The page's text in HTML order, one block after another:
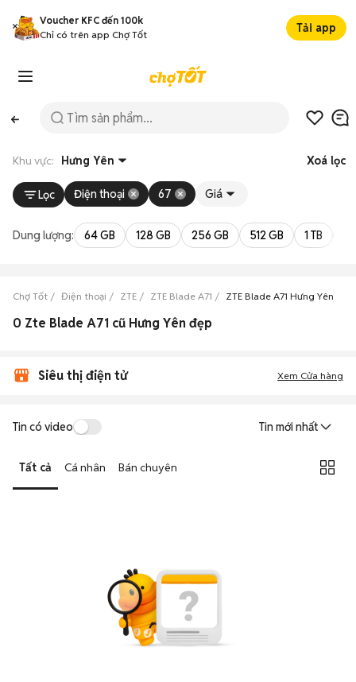
Voucher KFC đến 100k
Chỉ có trên app Chợ Tốt
Tải app
Khu vực: Hưng Yên Xoá lọc
Lọc Điện thoại 67 Giá
Dung lượng: 64 GB 128 GB 256 GB 512 GB 1 TB
Chợ Tốt Điện thoại ZTE ZTE Blade A71 ZTE Blade A71 Hưng Yên
0 Zte Blade A71 cũ Hưng Yên đẹp
Siêu thị điện tử Xem Cửa hàng
Tin có video Tin mới nhất
Tất cả Cá nhân Bán chuyên